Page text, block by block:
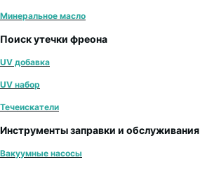
Минеральное масло
Поиск утечки фреона
UV добавка
UV набор
Течеискатели
Инструменты заправки и обслуживания
Вакуумные насосы